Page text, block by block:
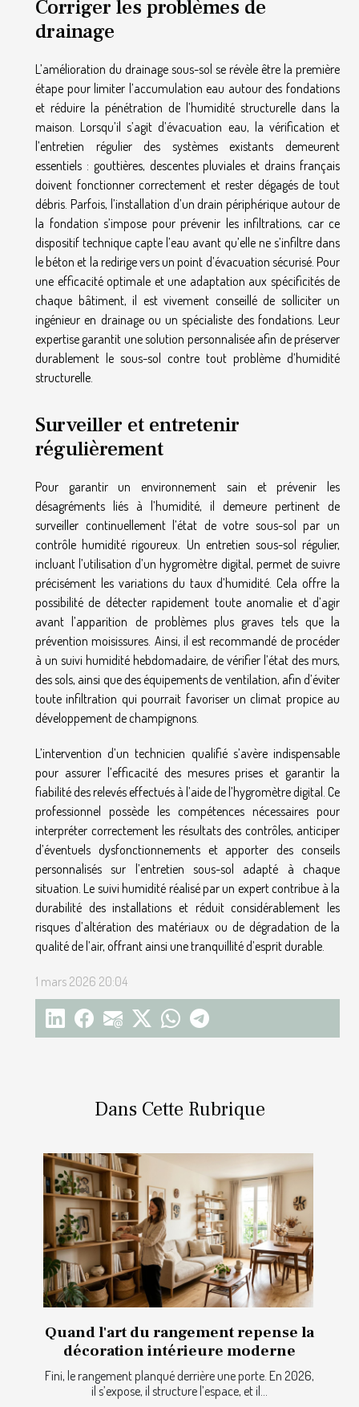
Dans Cette Rubrique
Quand l'art du rangement repense la
décoration intérieure moderne
Fini, le rangement planqué derrière une porte. En 2026,
il s’expose, il structure l’espace, et il...
Corriger les problèmes de
drainage
L’amélioration du drainage sous-sol se révèle être la première
étape pour limiter l’accumulation eau autour des fondations
et réduire la pénétration de l’humidité structurelle dans la
maison. Lorsqu’il s’agit d’évacuation eau, la vérification et
l’entretien régulier des systèmes existants demeurent
essentiels : gouttières, descentes pluviales et drains français
doivent fonctionner correctement et rester dégagés de tout
débris. Parfois, l’installation d’un drain périphérique autour de
la fondation s’impose pour prévenir les infiltrations, car ce
dispositif technique capte l’eau avant qu’elle ne s’infiltre dans
le béton et la redirige vers un point d’évacuation sécurisé. Pour
une efficacité optimale et une adaptation aux spécificités de
chaque bâtiment, il est vivement conseillé de solliciter un
ingénieur en drainage ou un spécialiste des fondations. Leur
expertise garantit une solution personnalisée afin de préserver
durablement le sous-sol contre tout problème d’humidité
structurelle.
Surveiller et entretenir
régulièrement
Pour garantir un environnement sain et prévenir les
désagréments liés à l’humidité, il demeure pertinent de
surveiller continuellement l’état de votre sous-sol par un
contrôle humidité rigoureux. Un entretien sous-sol régulier,
incluant l’utilisation d’un hygromètre digital, permet de suivre
précisément les variations du taux d’humidité. Cela offre la
possibilité de détecter rapidement toute anomalie et d’agir
avant l’apparition de problèmes plus graves tels que la
prévention moisissures. Ainsi, il est recommandé de procéder
à un suivi humidité hebdomadaire, de vérifier l’état des murs,
des sols, ainsi que des équipements de ventilation, afin d’éviter
toute infiltration qui pourrait favoriser un climat propice au
développement de champignons.
L’intervention d’un technicien qualifié s’avère indispensable
pour assurer l’efficacité des mesures prises et garantir la
fiabilité des relevés effectués à l’aide de l’hygromètre digital. Ce
professionnel possède les compétences nécessaires pour
interpréter correctement les résultats des contrôles, anticiper
d’éventuels dysfonctionnements et apporter des conseils
personnalisés sur l’entretien sous-sol adapté à chaque
situation. Le suivi humidité réalisé par un expert contribue à la
durabilité des installations et réduit considérablement les
risques d’altération des matériaux ou de dégradation de la
qualité de l’air, offrant ainsi une tranquillité d’esprit durable.
1 mars 2026 20:04